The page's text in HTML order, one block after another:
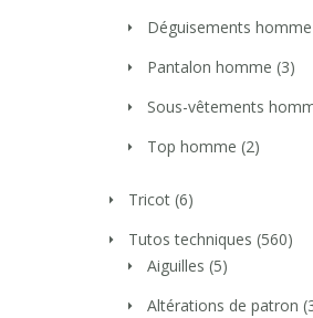
Déguisements homme
Pantalon homme (3)
Sous-vêtements
Top homme (2)
Tricot (6)
Tutos techniques (560)
Aiguilles (5)
Altérations de patron